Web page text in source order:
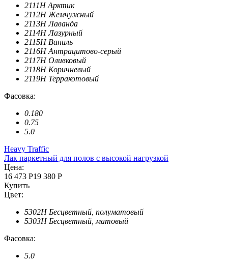
2111H Арктик
2112H Жемчужный
2113H Лаванда
2114H Лазурный
2115H Ваниль
2116H Антрацитово-серый
2117H Оливковый
2118H Коричневый
2119H Терракотовый
Фасовка:
0.180
0.75
5.0
Heavy Traffic
Лак паркетный для полов с высокой нагрузкой
Цена:
16 473 Р19 380 Р
Купить
Цвет:
5302H Бесцветный, полуматовый
5303H Бесцветный, матовый
Фасовка:
5.0